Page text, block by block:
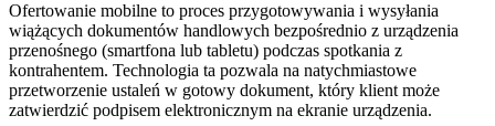
Ofertowanie mobilne to proces przygotowywania i wysyłania
wiążących dokumentów handlowych bezpośrednio z urządzenia
przenośnego (smartfona lub tabletu) podczas spotkania z
kontrahentem. Technologia ta pozwala na natychmiastowe
przetworzenie ustaleń w gotowy dokument, który klient może
zatwierdzić podpisem elektronicznym na ekranie urządzenia.